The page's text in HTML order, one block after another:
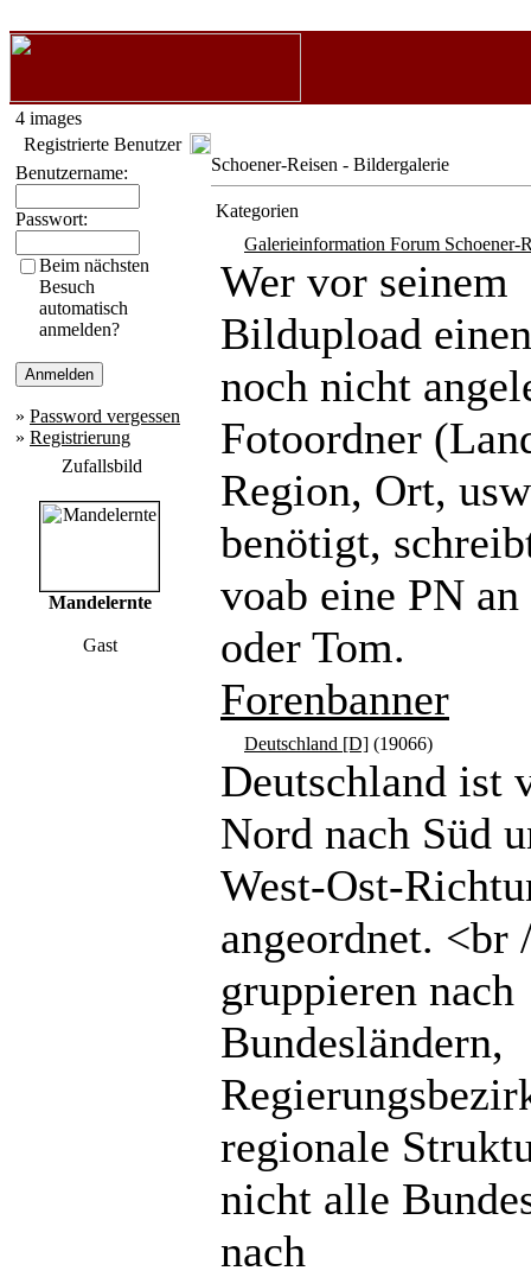
4 images
Registrierte Benutzer
Benutzername:
Passwort:
Beim nächsten
Besuch
automatisch
anmelden?
» Password vergessen
» Registrierung
Zufallsbild
Mandelernte
Gast
Schoener-Reisen - Bildergalerie
Kategorien
Galerieinformation Forum Schoener-
Wer vor seinem
Bildupload
noch nicht
Fotoordner
Region, Ort,
benötigt,
voab eine PN
oder Tom.
Forenbanner
Deutschland [D] (19066)
Deutschland ist
Nord nach Süd
West-Ost-
angeordnet. <br
gruppieren nach
Bundesländern,
regionale
nicht alle
nach